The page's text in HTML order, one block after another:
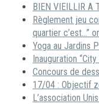
BIEN VIEILLIR A
Règlement jeu
quartier c’est…”
Yoga au Jardins
Inauguration
Concours de
17/04 : Objectif
L’association